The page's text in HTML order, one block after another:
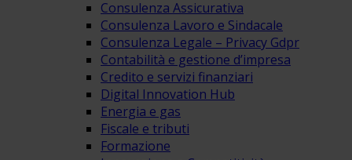
Consulenza Assicurativa
Consulenza Lavoro e Sindacale
Consulenza Legale – Privacy Gdpr
Contabilità e gestione d’impresa
Credito e servizi finanziari
Digital Innovation Hub
Energia e gas
Fiscale e tributi
Formazione